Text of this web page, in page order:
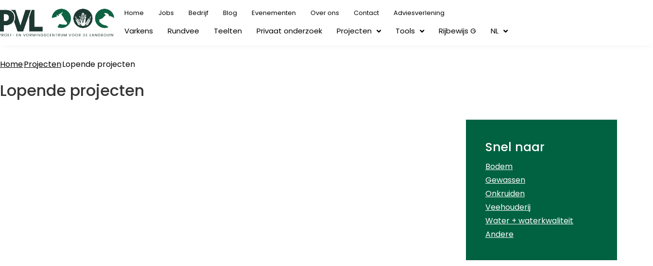
naar
de
Home Jobs Bedrijf Blog Evenementen Over ons Contact Adviesverlening
Varkens Rundvee Teelten Privaat onderzoek Projecten Tools Rijbewijs G NL
HomeProjectenLopende projecten
Lopende projecten
Snel naar
Bodem
Gewassen
Onkruiden
Veehouderij
Water + waterkwaliteit
Andere